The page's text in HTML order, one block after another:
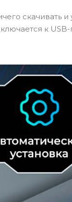
скачивать и
к